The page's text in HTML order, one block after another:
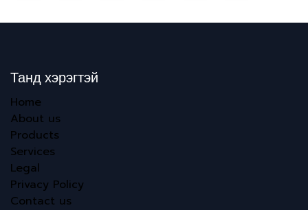
Танд хэрэгтэй
Home
About us
Products
Services
Legal
Privacy Policy
Contact us